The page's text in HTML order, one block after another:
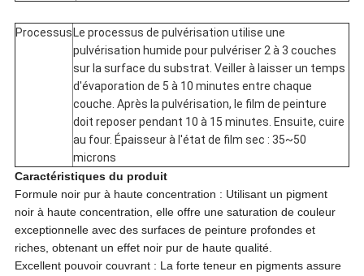
Processus Le processus de pulvérisation utilise une
pulvérisation humide pour pulvériser 2 à 3 couches
sur la surface du substrat. Veiller à laisser un temps
d'évaporation de 5 à 10 minutes entre chaque
couche. Après la pulvérisation, le film de peinture
doit reposer pendant 10 à 15 minutes. Ensuite, cuire
au four. Épaisseur à l'état de film sec : 35~50
microns
Caractéristiques du produit
Formule noir pur à haute concentration : Utilisant un pigment
noir à haute concentration, elle offre une saturation de couleur
exceptionnelle avec des surfaces de peinture profondes et
riches, obtenant un effet noir pur de haute qualité.
Excellent pouvoir couvrant : La forte teneur en pigments assure